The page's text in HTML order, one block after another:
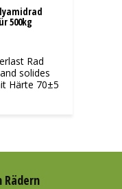
500kg
Rad
solides
Härte 70±5
Rädern